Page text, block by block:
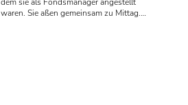
dem sie als Fondsmanager angestellt
waren. Sie aßen gemeinsam zu Mittag.